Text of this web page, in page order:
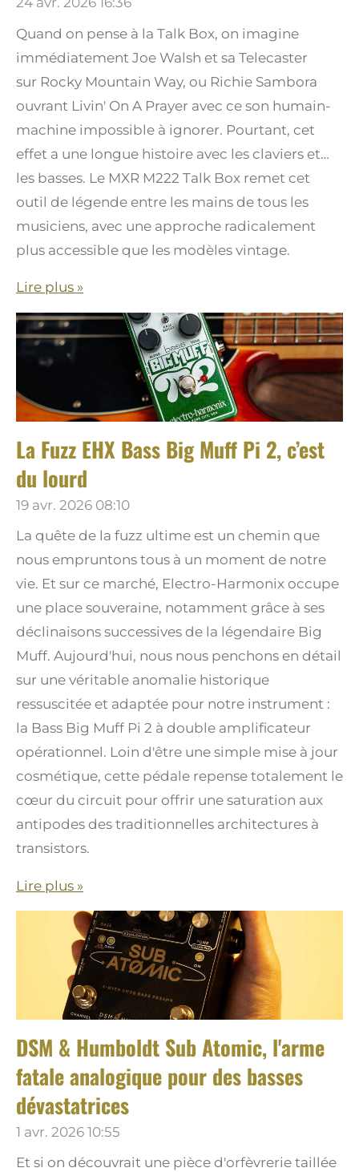
Quand on pense à la Talk Box, on imagine
immédiatement Joe Walsh et sa Telecaster
sur Rocky Mountain Way, ou Richie Sambora
ouvrant Livin' On A Prayer avec ce son humain-
machine impossible à ignorer. Pourtant, cet
effet a une longue histoire avec les claviers et…
les basses. Le MXR M222 Talk Box remet cet
outil de légende entre les mains de tous les
musiciens, avec une approche radicalement
plus accessible que les modèles vintage.
Lire plus »
La Fuzz EHX Bass Big Muff Pi 2, c’est
du lourd
19 avr. 2026 08:10
La quête de la fuzz ultime est un chemin que
nous empruntons tous à un moment de notre
vie. Et sur ce marché, Electro-Harmonix occupe
une place souveraine, notamment grâce à ses
déclinaisons successives de la légendaire Big
Muff. Aujourd'hui, nous nous penchons en détail
sur une véritable anomalie historique
ressuscitée et adaptée pour notre instrument :
la Bass Big Muff Pi 2 à double amplificateur
opérationnel. Loin d'être une simple mise à jour
cosmétique, cette pédale repense totalement le
cœur du circuit pour offrir une saturation aux
antipodes des traditionnelles architectures à
transistors.
Lire plus »
DSM & Humboldt Sub Atomic, l'arme
fatale analogique pour des basses
dévastatrices
1 avr. 2026 10:55
Et si on découvrait une pièce d'orfèvrerie taillée